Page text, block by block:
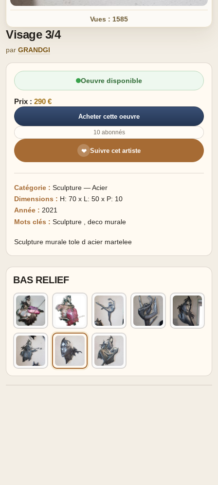
Vues : 1585
Visage 3/4
par GRANDGI
Oeuvre disponible
Prix : 290 €
Acheter cette oeuvre
10 abonnés
❤ Suivre cet artiste
Catégorie : Sculpture — Acier
Dimensions : H: 70 x L: 50 x P: 10
Année : 2021
Mots clés : Sculpture , deco murale
Sculpture murale tole d acier martelee
BAS RELIEF